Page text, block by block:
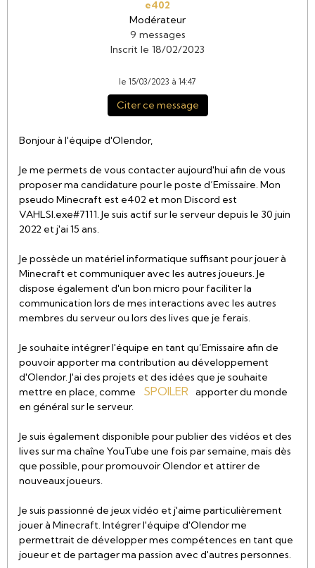
e402
Modérateur
9 messages
Inscrit le 18/02/2023
le 15/03/2023 à 14:47
Citer ce message
Bonjour à l'équipe d'Olendor,
Je me permets de vous contacter aujourd'hui afin de vous
proposer ma candidature pour le poste d’Emissaire. Mon
pseudo Minecraft est e402 et mon Discord est
VAHLSI.exe#7111. Je suis actif sur le serveur depuis le 30 juin
2022 et j'ai 15 ans.
Je possède un matériel informatique suffisant pour jouer à
Minecraft et communiquer avec les autres joueurs. Je
dispose également d'un bon micro pour faciliter la
communication lors de mes interactions avec les autres
membres du serveur ou lors des lives que je ferais.
Je souhaite intégrer l'équipe en tant qu’Emissaire afin de
pouvoir apporter ma contribution au développement
d'Olendor. J'ai des projets et des idées que je souhaite
mettre en place, comme
SPOILER apporter du monde
en général sur le serveur.
Je suis également disponible pour publier des vidéos et des
lives sur ma chaîne YouTube une fois par semaine, mais dès
que possible, pour promouvoir Olendor et attirer de
nouveaux joueurs.
Je suis passionné de jeux vidéo et j'aime particulièrement
jouer à Minecraft. Intégrer l'équipe d'Olendor me
permettrait de développer mes compétences en tant que
joueur et de partager ma passion avec d'autres personnes.